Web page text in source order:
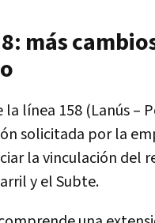
más
la línea 158 (Lanús –
solicitada por la
la vinculación del
y el Subte.